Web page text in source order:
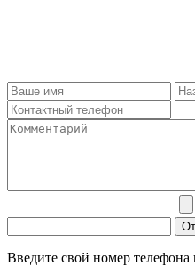
Введите свой номер